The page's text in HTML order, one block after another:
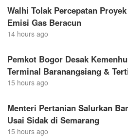
Walhi Tolak Percepatan
Emisi Gas Beracun
14 hours ago
Pemkot Bogor Desak
Terminal Baranangsiang &
15 hours ago
Menteri Pertanian Salurkan
Usai Sidak di Semarang
15 hours ago